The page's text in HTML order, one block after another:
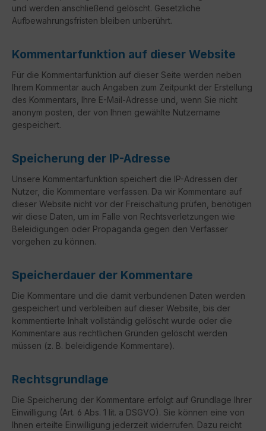
und werden anschließend gelöscht. Gesetzliche
Aufbewahrungsfristen bleiben unberührt.
Kommentar­funktion auf dieser Website
Für die Kommentarfunktion auf dieser Seite werden neben
Ihrem Kommentar auch Angaben zum Zeitpunkt der Erstellung
des Kommentars, Ihre E-Mail-Adresse und, wenn Sie nicht
anonym posten, der von Ihnen gewählte Nutzername
gespeichert.
Speicherung der IP-Adresse
Unsere Kommentarfunktion speichert die IP-Adressen der
Nutzer, die Kommentare verfassen. Da wir Kommentare auf
dieser Website nicht vor der Freischaltung prüfen, benötigen
wir diese Daten, um im Falle von Rechtsverletzungen wie
Beleidigungen oder Propaganda gegen den Verfasser
vorgehen zu können.
Speicherdauer der Kommentare
Die Kommentare und die damit verbundenen Daten werden
gespeichert und verbleiben auf dieser Website, bis der
kommentierte Inhalt vollständig gelöscht wurde oder die
Kommentare aus rechtlichen Gründen gelöscht werden
müssen (z. B. beleidigende Kommentare).
Rechtsgrundlage
Die Speicherung der Kommentare erfolgt auf Grundlage Ihrer
Einwilligung (Art. 6 Abs. 1 lit. a DSGVO). Sie können eine von
Ihnen erteilte Einwilligung jederzeit widerrufen. Dazu reicht